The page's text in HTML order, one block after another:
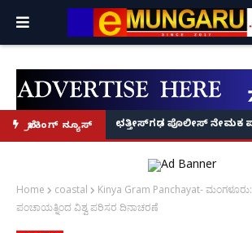
ಬ್ರೇಕಿಂಗ್ ನ್ಯೂಸ್
Priya Prakash Varrier
ಲೋಕಾರ್ಪಣೆ – ನಟ ಚೇತನ್ ಅಹಿಂಸಾ chethan
ಛತ್ತೀಸ್‌ಗಢ ಪೊಲೀಸ್ ನೇಮಕ
Home coastal
Kinya Gram Panchayat- ಮಂಗಳೂರು:
ಪಂಚಾಯತ್ನಿಂದ ವಿಶ್ವ ಪರಿಸರ ದಿನಾಚರಣೆ